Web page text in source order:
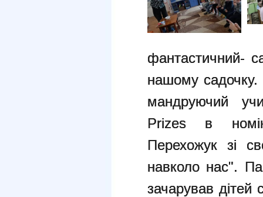
фантастичний-
нашому садочку.
мандруючий
Prizes в
Перехожук зі
навколо нас".
зачарував